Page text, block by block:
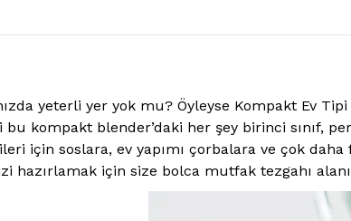
yeterli yer yok mu? Öyleyse Kompakt Ev
kompakt blender’daki her şey birinci sınıf,
için soslara, ev yapımı çorbalara ve çok
için size bolca mutfak tezgahı alanı